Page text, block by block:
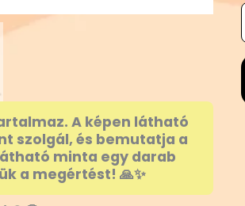
A képen látható
szolgál, és bemutatja a
minta egy darab
a megértést! 🙏✨